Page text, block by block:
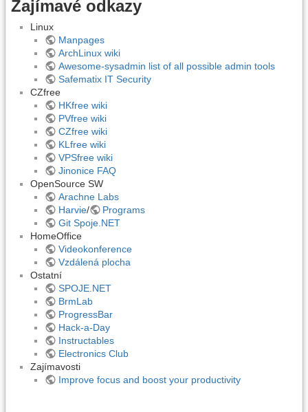
Zajímavé odkazy
Linux
Manpages
ArchLinux wiki
Awesome-sysadmin list of all possible admin tools
Safematix IT Security
CZfree
HKfree wiki
PVfree wiki
CZfree wiki
KLfree wiki
VPSfree wiki
Jinonice FAQ
OpenSource SW
Arachne Labs
Harvie/
Programs
Git Spoje.NET
HomeOffice
Videokonference
Vzdálená plocha
Ostatní
SPOJE.NET
BrmLab
ProgressBar
Hack-a-Day
Instructables
Electronics Club
Zajímavosti
Improve focus and boost your productivity